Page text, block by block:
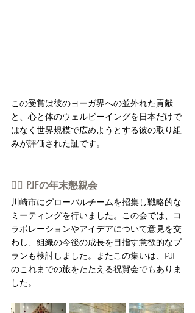
この受賞は彼のヨーガ界への並外れた貢献
と、心と体のウェルビーイングを日本だけで
はなく世界規模で広めようとする彼の取り組
みが評価された証です。
👉🏻 PJFの年末懇親会
川崎市にグローバルチームを招集し戦略的な
ミーティングを行いました。この会では、コ
ラボレーションやアイデアについて意見を交
わし、組織の今後の成長を目指す意欲的なプ
ランも検討しました。またこの集いは、PJF
のこれまでの旅をたたえる祝賀会でもありま
した。